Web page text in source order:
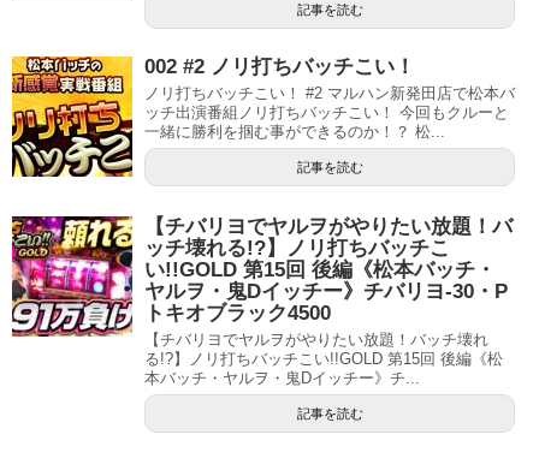
記事を読む
002 #2 ノリ打ちバッチこい！
ノリ打ちバッチこい！ #2 マルハン新発田店で松本バ
ッチ出演番組ノリ打ちバッチこい！ 今回もクルーと
一緒に勝利を掴む事ができるのか！？ 松...
記事を読む
【チバリヨでヤルヲがやりたい放題！バ
ッチ壊れる!?】ノリ打ちバッチこ
い!!GOLD 第15回 後編《松本バッチ・
ヤルヲ・鬼Dイッチー》チバリヨ-30・P
トキオブラック4500
【チバリヨでヤルヲがやりたい放題！バッチ壊れ
る!?】ノリ打ちバッチこい!!GOLD 第15回 後編《松
本バッチ・ヤルヲ・鬼Dイッチー》チ...
記事を読む